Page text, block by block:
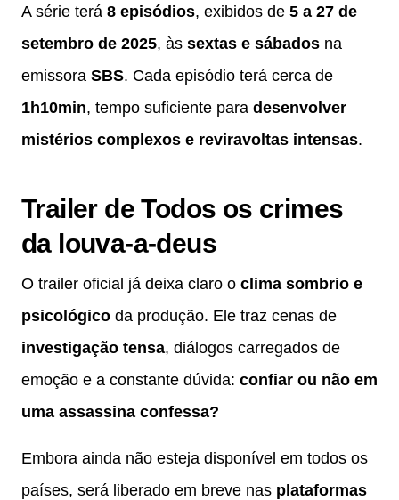
A série terá 8 episódios, exibidos de 5 a 27 de
setembro de 2025, às sextas e sábados na
emissora SBS. Cada episódio terá cerca de
1h10min, tempo suficiente para desenvolver
mistérios complexos e reviravoltas intensas.
Trailer de Todos os crimes
da louva-a-deus
O trailer oficial já deixa claro o clima sombrio e
psicológico da produção. Ele traz cenas de
investigação tensa, diálogos carregados de
emoção e a constante dúvida: confiar ou não em
uma assassina confessa?
Embora ainda não esteja disponível em todos os
países, será liberado em breve nas plataformas